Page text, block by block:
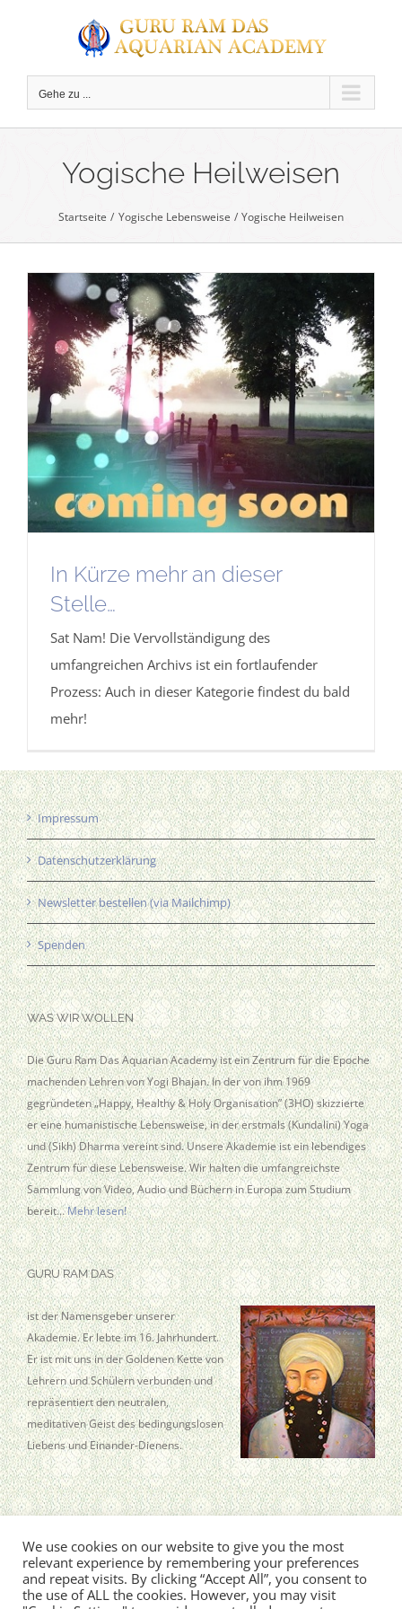
Gehe zu ...
Yogische Heilweisen
Startseite Yogische Lebensweise Yogische Heilweisen
In Kürze mehr an dieser
Stelle…
Sat Nam! Die Vervollständigung des
umfangreichen Archivs ist ein fortlaufender
Prozess: Auch in dieser Kategorie findest du bald
mehr!
Impressum
Datenschutzerklärung
Newsletter bestellen (via Mailchimp)
Spenden
WAS WIR WOLLEN
Die Guru Ram Das Aquarian Academy ist ein Zentrum für die Epoche
machenden Lehren von Yogi Bhajan. In der von ihm 1969
gegründeten „Happy, Healthy & Holy Organisation” (3HO) skizzierte
er eine humanistische Lebensweise, in der erstmals (Kundalini) Yoga
und (Sikh) Dharma vereint sind. Unsere Akademie ist ein lebendiges
Zentrum für diese Lebensweise. Wir halten die umfangreichste
Sammlung von Video, Audio und Büchern in Europa zum Studium
bereit…Mehr lesen!
GURU RAM DAS
ist der Namensgeber unserer
Akademie. Er lebte im 16. Jahrhundert.
Er ist mit uns in der Goldenen Kette von
Lehrern und Schülern verbunden und
repräsentiert den neutralen,
meditativen Geist des bedingungslosen
Liebens und Einander-Dienens.
Guru Ram Das Aquarian Academy · Kleine Wallstr. 7 · 19258 Boizenburg
© Copyright2026, Sat Hari Singh Khalsa
We use cookies on our website to give you the most
relevant experience by remembering your preferences
and repeat visits. By clicking “Accept All”, you consent to
the use of ALL the cookies. However, you may visit